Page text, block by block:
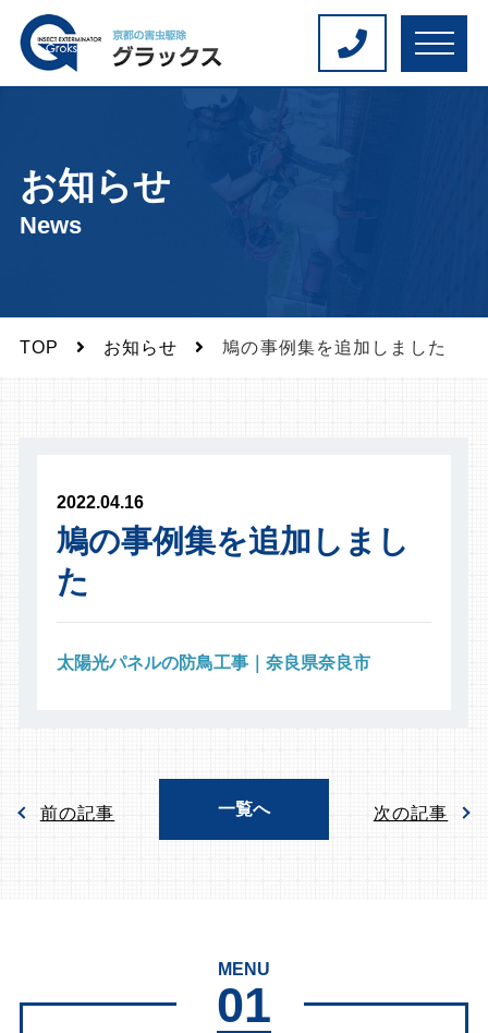
M
E
お知らせ
News
TOP お知らせ 鳩の事例集を追加しました
2022.04.16
鳩の事例集を追加しまし
た
太陽光パネルの防鳥工事｜奈良県奈良市
前の記事 一覧へ 次の記事
MENU
01